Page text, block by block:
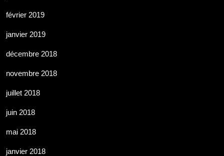
février 2019
janvier 2019
décembre 2018
novembre 2018
juillet 2018
juin 2018
mai 2018
janvier 2018